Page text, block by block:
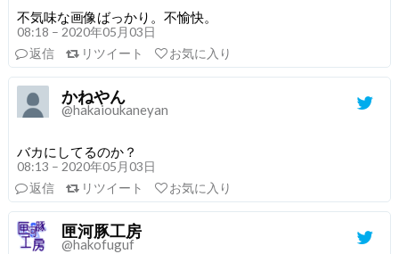
不気味な画像ばっかり。不愉快。
08:18 – 2020年05月03日
返信
リツイート お気に入り
かねやん
@hakaioukaneyan
バカにしてるのか？
08:13 – 2020年05月03日
返信
リツイート お気に入り
匣河豚工房
@hakofuguf